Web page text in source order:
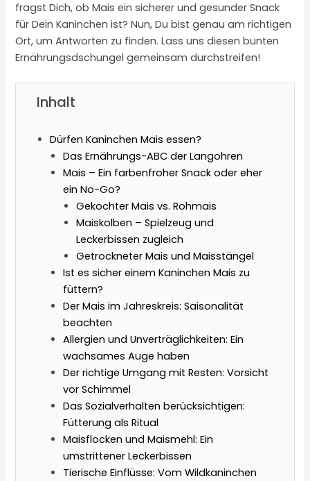
fragst Dich, ob Mais ein sicherer und gesunder Snack
für Dein Kaninchen ist? Nun, Du bist genau am richtigen
Ort, um Antworten zu finden. Lass uns diesen bunten
Ernährungsdschungel gemeinsam durchstreifen!
Inhalt
Dürfen Kaninchen Mais essen?
Das Ernährungs-ABC der Langohren
Mais – Ein farbenfroher Snack oder eher
ein No-Go?
Gekochter Mais vs. Rohmais
Maiskolben – Spielzeug und
Leckerbissen zugleich
Getrockneter Mais und Maisstängel
Ist es sicher einem Kaninchen Mais zu
füttern?
Der Mais im Jahreskreis: Saisonalität
beachten
Allergien und Unverträglichkeiten: Ein
wachsames Auge haben
Der richtige Umgang mit Resten: Vorsicht
vor Schimmel
Das Sozialverhalten berücksichtigen:
Fütterung als Ritual
Maisflocken und Maismehl: Ein
umstrittener Leckerbissen
Tierische Einflüsse: Vom Wildkaninchen